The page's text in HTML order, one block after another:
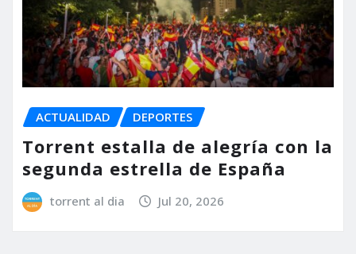
ACTUALIDAD DEPORTES
Torrent estalla de alegría con la
segunda estrella de España
torrent al dia Jul 20, 2026